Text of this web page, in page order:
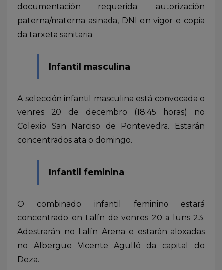
documentación requerida: autorización
paterna/materna asinada, DNI en vigor e copia
da tarxeta sanitaria
Infantil masculina
A selección infantil masculina está convocada o
venres 20 de decembro (18:45 horas) no
Colexio San Narciso de Pontevedra. Estarán
concentrados ata o domingo.
Infantil feminina
O combinado infantil feminino estará
concentrado en Lalín de venres 20 a luns 23.
Adestrarán no Lalín Arena e estarán aloxadas
no Albergue Vicente Agulló da capital do
Deza.